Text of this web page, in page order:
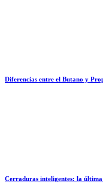
Diferencias entre el Butano y
Cerraduras inteligentes: la